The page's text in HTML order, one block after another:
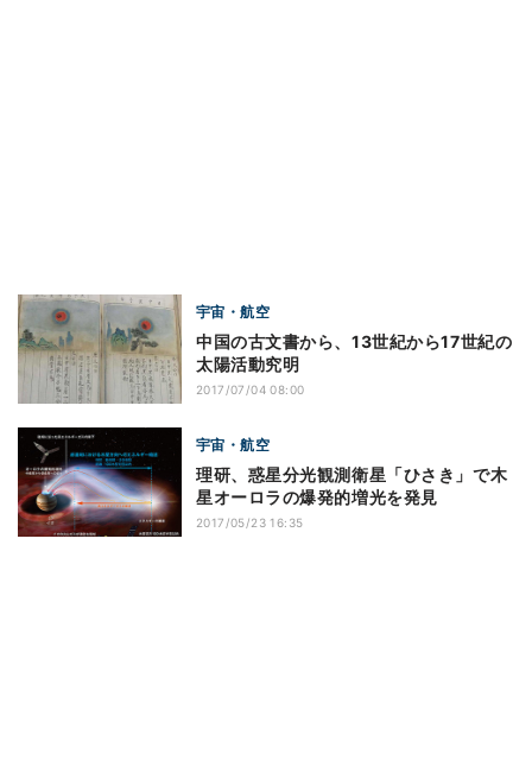
宇宙・航空
中国の古文書から、13世紀から17世紀の
太陽活動究明
2017/07/04 08:00
宇宙・航空
理研、惑星分光観測衛星「ひさき」で木
星オーロラの爆発的増光を発見
2017/05/23 16:35